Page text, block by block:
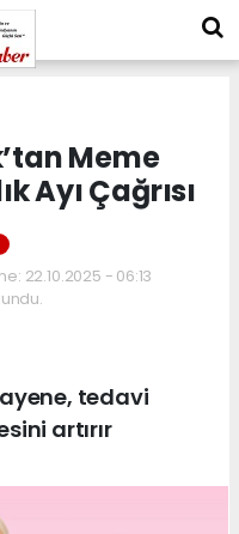
Meme
Ayı Çağrısı
22.10.2025 - 06:13
tedavi
artırır